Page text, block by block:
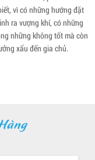
phải có kiến
hướng đặt
khí, có những
không tốt mà còn
gia chủ.